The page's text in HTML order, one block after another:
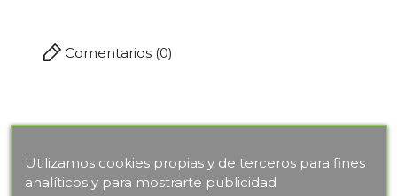
Utilizamos cookies propias y de terceros para fines
analíticos y para mostrarte publicidad
Comentarios (0)